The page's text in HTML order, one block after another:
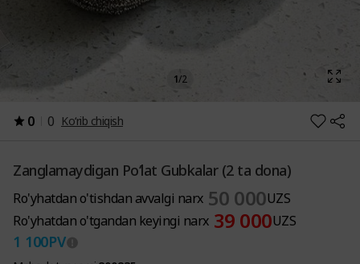
1/2
0 0 Ko‘rib chiqish
Zanglamaydigan Po‘lat Gubkalar (2 ta dona)
Ro'yhatdan o'tishdan avvalgi narx 50 000UZS
Ro'yhatdan o'tgandan keyingi narx 39 000UZS
1 100PV